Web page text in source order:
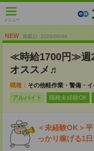
メニュー
NEW 掲載日 :2026/08/08
≪時給1700円≫週
オススメ♬
職種： その他軽作業・警備・
アルバイト
職種未経験OK
＜未経験OK＞
っかり稼げる1日